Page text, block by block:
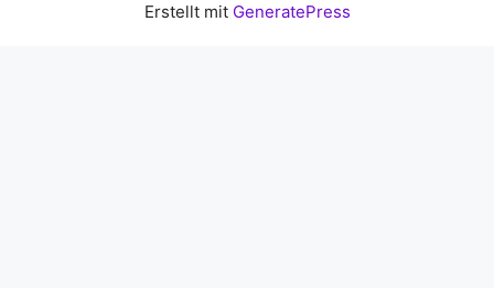
Erstellt mit GeneratePress